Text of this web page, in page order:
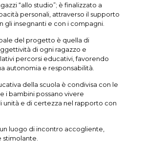
“allo studio”; è finalizzato a
personali, attraverso il supporto
gli insegnanti e con i compagni.
del progetto è quella di
di ogni ragazzo e
percorsi educativi, favorendo
autonomia e responsabilità.
della scuola è condivisa con le
i bambini possano vivere
unità e di certezza nel rapporto con
luogo di incontro accogliente,
stimolante.